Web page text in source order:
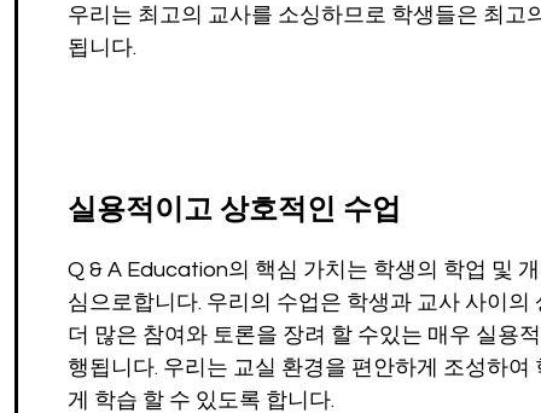
우리는 최고의 교사를 소싱하므로 학생들은 최고
됩니다.
실용적이고 상호적인 수업
Q & A Education의 핵심 가치는 학생의 학업 및
심으로합니다. 우리의 수업은 학생과 교사 사이의
더 많은 참여와 토론을 장려 할 수있는 매우 실용
행됩니다. 우리는 교실 환경을 편안하게 조성하여
게 학습 할 수 있도록 합니다.